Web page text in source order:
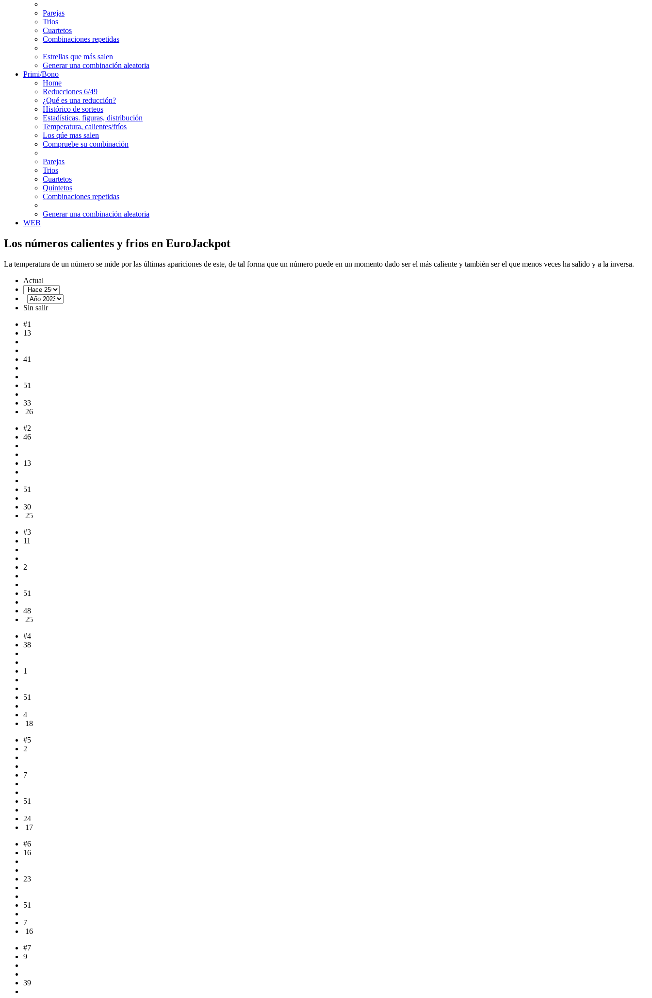
Parejas
Trios
Cuartetos
Combinaciones repetidas
Estrellas que más salen
Generar una combinación aleatoria
Primi/Bono
Home
Reducciones 6/49
¿Qué es una reducción?
Histórico de sorteos
Estadísticas. figuras, distribución
Temperatura, calientes/fríos
Los qúe mas salen
Compruebe su combinación
Parejas
Trios
Cuartetos
Quintetos
Combinaciones repetidas
Generar una combinación aleatoria
WEB
Los números calientes y frios en EuroJackpot
La temperatura de un número se mide por las últimas apariciones de este, de tal forma que un número puede en un momento dado ser el más caliente y también ser el que menos veces ha salido y a la inversa.
Actual
Sin salir
#1
13
41
51
33
26
#2
46
13
51
30
25
#3
11
2
51
48
25
#4
38
1
51
4
18
#5
2
7
51
24
17
#6
16
23
51
7
16
#7
9
39